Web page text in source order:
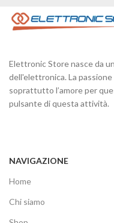
Elettronic Store nasce da
dell'elettronica. La
soprattutto l’amore per
pulsante di questa attività.
NAVIGAZIONE
Home
Chi siamo